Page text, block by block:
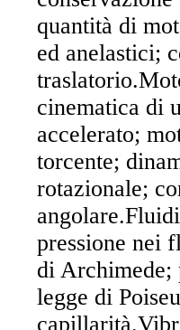
quantità di
ed anelastici;
cinematica di
accelerato;
torcente;
rotazionale;
pressione nei
di
legge di